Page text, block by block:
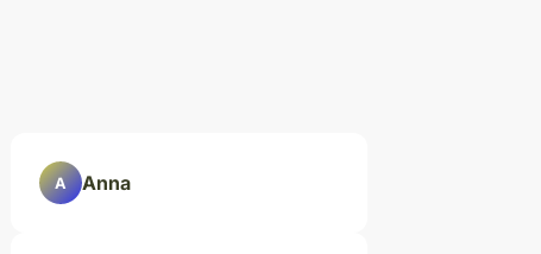
A Anna